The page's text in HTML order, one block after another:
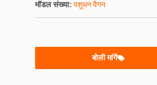
मॉडल संख्या: पशुधन वैगन
बोली मांगें